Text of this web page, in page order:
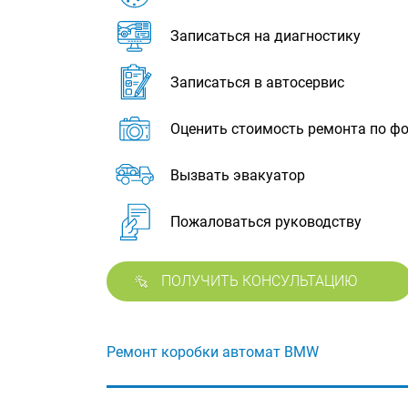
Записаться на диагностику
Записаться в автосервис
Оценить стоимость ремонта по
Вызвать эвакуатор
Пожаловаться руководству
ПОЛУЧИТЬ КОНСУЛЬТАЦИЮ
Ремонт коробки автомат BMW